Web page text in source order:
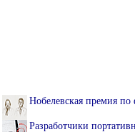
Нобелевская премия
Разработчики